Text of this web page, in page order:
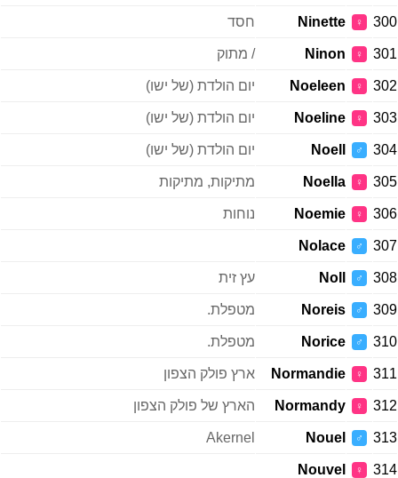
300
♀
Ninette חסד
301
♀
Ninon / מתוק
302
♀
Noeleen יום הולדת (של ישו)
303
♀
Noeline יום הולדת (של ישו)
304
♂
Noell יום הולדת (של ישו)
305
♀
Noella מתיקות, מתיקות
306
♀
Noemie נוחות
307
♂
Nolace
308
♂
Noll עץ זית
309
♂
Noreis מטפלת.
310
♂
Norice מטפלת.
311
♀
Normandie ארץ פולק הצפון
312
♀
Normandy הארץ של פולק הצפון
313
♂
Nouel
Akernel
314
♀
Nouvel